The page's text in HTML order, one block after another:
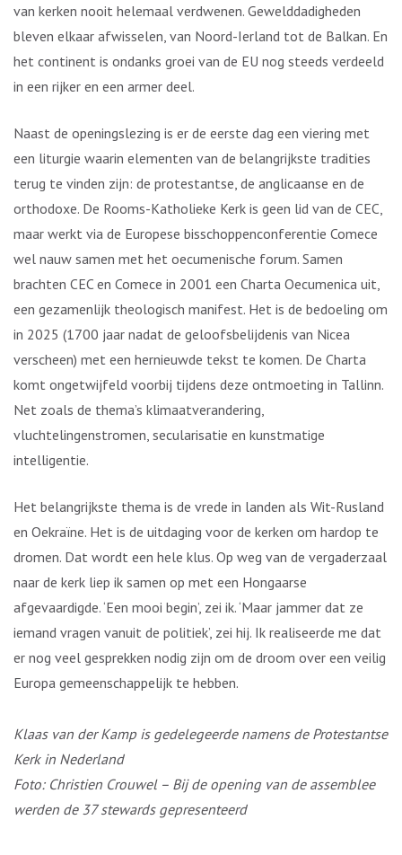
van kerken nooit helemaal verdwenen. Gewelddadigheden
bleven elkaar afwisselen, van Noord-Ierland tot de Balkan. En
het continent is ondanks groei van de EU nog steeds verdeeld
in een rijker en een armer deel.
Naast de openingslezing is er de eerste dag een viering met
een liturgie waarin elementen van de belangrijkste tradities
terug te vinden zijn: de protestantse, de anglicaanse en de
orthodoxe. De Rooms-Katholieke Kerk is geen lid van de CEC,
maar werkt via de Europese bisschoppenconferentie Comece
wel nauw samen met het oecumenische forum. Samen
brachten CEC en Comece in 2001 een Charta Oecumenica uit,
een gezamenlijk theologisch manifest. Het is de bedoeling om
in 2025 (1700 jaar nadat de geloofsbelijdenis van Nicea
verscheen) met een hernieuwde tekst te komen. De Charta
komt ongetwijfeld voorbij tijdens deze ontmoeting in Tallinn.
Net zoals de thema’s klimaatverandering,
vluchtelingenstromen, secularisatie en kunstmatige
intelligentie.
Het belangrijkste thema is de vrede in landen als Wit-Rusland
en Oekraïne. Het is de uitdaging voor de kerken om hardop te
dromen. Dat wordt een hele klus. Op weg van de vergaderzaal
naar de kerk liep ik samen op met een Hongaarse
afgevaardigde. ‘Een mooi begin’, zei ik. ‘Maar jammer dat ze
iemand vragen vanuit de politiek’, zei hij. Ik realiseerde me dat
er nog veel gesprekken nodig zijn om de droom over een veilig
Europa gemeenschappelijk te hebben.
Klaas van der Kamp is gedelegeerde namens de Protestantse
Kerk in Nederland
Foto: Christien Crouwel – Bij de opening van de assemblee
werden de 37 stewards gepresenteerd